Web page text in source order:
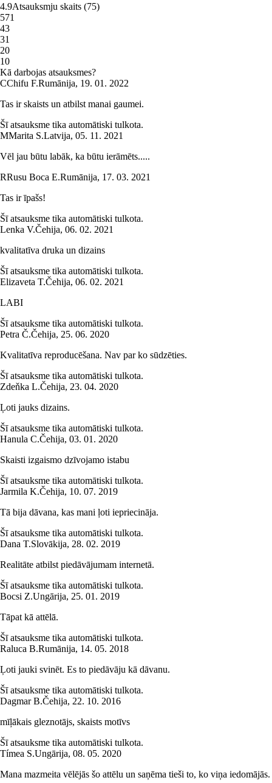
4.9Atsauksmju skaits (75)
571
43
31
20
10
Kā darbojas atsauksmes?
CChifu F.Rumānija, 19. 01. 2022
Tas ir skaists un atbilst manai gaumei.
Šī atsauksme tika automātiski tulkota.
MMarita S.Latvija, 05. 11. 2021
Vēl jau būtu labāk, ka būtu ierāmēts.....
RRusu Boca E.Rumānija, 17. 03. 2021
Tas ir īpašs!
Šī atsauksme tika automātiski tulkota.
Lenka V.Čehija, 06. 02. 2021
kvalitatīva druka un dizains
Šī atsauksme tika automātiski tulkota.
Elizaveta T.Čehija, 06. 02. 2021
LABI
Šī atsauksme tika automātiski tulkota.
Petra Č.Čehija, 25. 06. 2020
Kvalitatīva reproducēšana. Nav par ko sūdzēties.
Šī atsauksme tika automātiski tulkota.
Zdeňka L.Čehija, 23. 04. 2020
Ļoti jauks dizains.
Šī atsauksme tika automātiski tulkota.
Hanula C.Čehija, 03. 01. 2020
Skaisti izgaismo dzīvojamo istabu
Šī atsauksme tika automātiski tulkota.
Jarmila K.Čehija, 10. 07. 2019
Tā bija dāvana, kas mani ļoti iepriecināja.
Šī atsauksme tika automātiski tulkota.
Dana T.Slovākija, 28. 02. 2019
Realitāte atbilst piedāvājumam internetā.
Šī atsauksme tika automātiski tulkota.
Bocsi Z.Ungārija, 25. 01. 2019
Tāpat kā attēlā.
Šī atsauksme tika automātiski tulkota.
Raluca B.Rumānija, 14. 05. 2018
Ļoti jauki svinēt. Es to piedāvāju kā dāvanu.
Šī atsauksme tika automātiski tulkota.
Dagmar B.Čehija, 22. 10. 2016
mīļākais gleznotājs, skaists motīvs
Šī atsauksme tika automātiski tulkota.
Tímea S.Ungārija, 08. 05. 2020
Mana mazmeita vēlējās šo attēlu un saņēma tieši to, ko viņa iedomājās.